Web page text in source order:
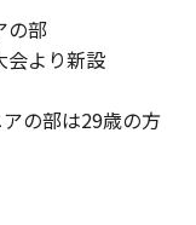
アの部
より新設
の部は29歳の方